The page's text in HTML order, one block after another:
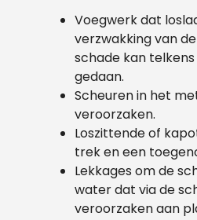
Voegwerk dat
verzwakking van
schade kan
gedaan.
Scheuren in het
veroorzaken.
Loszittende of
trek en een
Lekkages om de
water dat via de
veroorzaken aan